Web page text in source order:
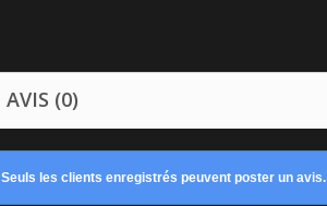
AVIS (0)
Seuls les clients enregistrés peuvent poster un avis.